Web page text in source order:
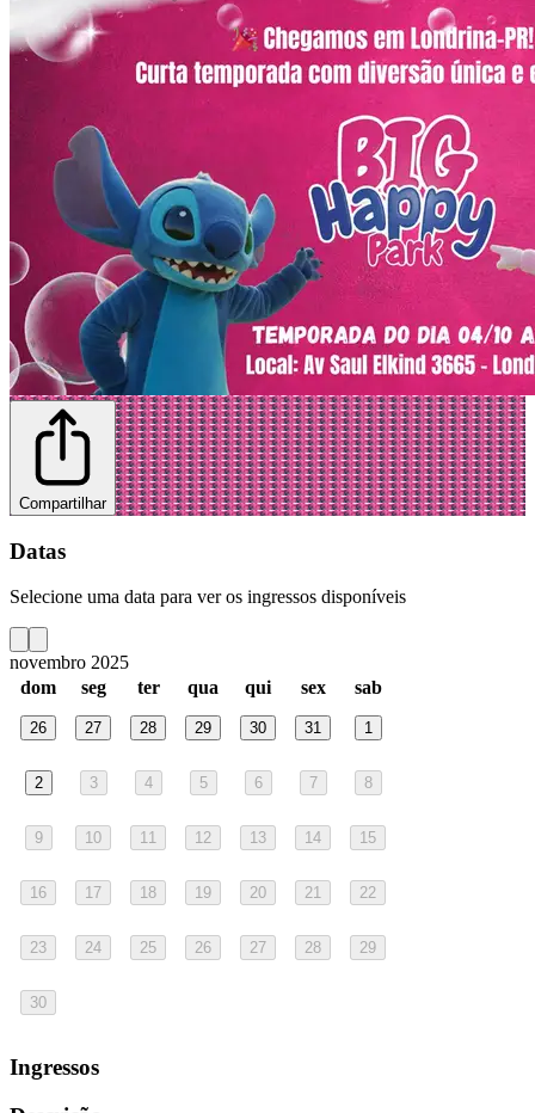
Compartilhar
Datas
Selecione uma data para ver os ingressos disponíveis
novembro 2025
dom
seg ter qua qui sex sab
26 27 28 29 30 31 1
2 3 4 5 6 7 8
9 10 11 12 13 14 15
16 17 18 19 20 21 22
23 24 25 26 27 28 29
30
Ingressos